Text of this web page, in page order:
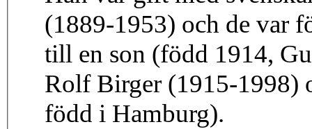
(1889-1953) och de var
till en son (född 1914,
Rolf Birger (1915-1998)
född i Hamburg).